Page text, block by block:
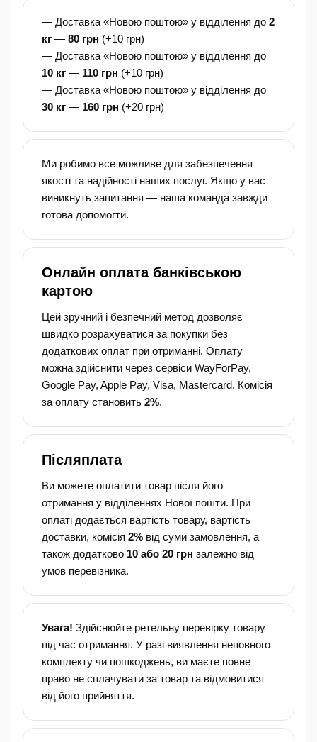
— Доставка «Новою поштою» у відділення до 2
кг — 80 грн (+10 грн)
— Доставка «Новою поштою» у відділення до
10 кг — 110 грн (+10 грн)
— Доставка «Новою поштою» у відділення до
30 кг — 160 грн (+20 грн)
Ми робимо все можливе для забезпечення
якості та надійності наших послуг. Якщо у вас
виникнуть запитання — наша команда завжди
готова допомогти.
Онлайн оплата банківською
картою
Цей зручний і безпечний метод дозволяє
швидко розрахуватися за покупки без
додаткових оплат при отриманні. Оплату
можна здійснити через сервіси WayForPay,
Google Pay, Apple Pay, Visa, Mastercard. Комісія
за оплату становить 2%.
Післяплата
Ви можете оплатити товар після його
отримання у відділеннях Нової пошти. При
оплаті додається вартість товару, вартість
доставки, комісія 2% від суми замовлення, а
також додатково 10 або 20 грн залежно від
умов перевізника.
Увага! Здійснюйте ретельну перевірку товару
під час отримання. У разі виявлення неповного
комплекту чи пошкоджень, ви маєте повне
право не сплачувати за товар та відмовитися
від його прийняття.